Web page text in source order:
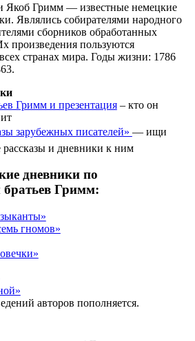
Якоб Гримм — известные немецкие
Являлись собирателями народного
сборников обработанных
произведения пользуются
странах мира. Годы жизни: 1786
Гримм и презентация– кто он
зарубежных писателей» — ищи
рассказы и дневники к ним
дневники по
братьев Гримм:
гномов»
авторов пополняется.